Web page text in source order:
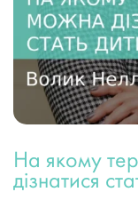
На якому
дізнатися